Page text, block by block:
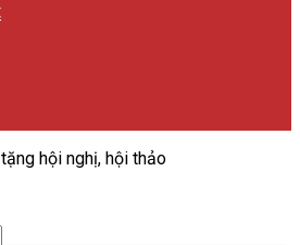
hội nghị, hội thảo